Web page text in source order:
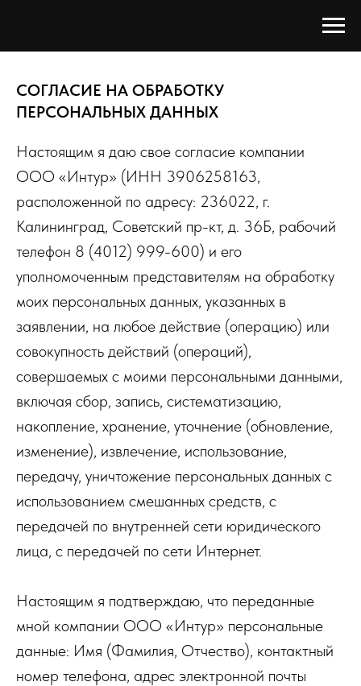
СОГЛАСИЕ НА ОБРАБОТКУ
ПЕРСОНАЛЬНЫХ ДАННЫХ
Настоящим я даю свое согласие компании
ООО «Интур» (ИНН 3906258163,
расположенной по адресу: 236022, г.
Калининград, Советский пр-кт, д. 36Б, рабочий
телефон 8 (4012) 999-600) и его
уполномоченным представителям на обработку
моих персональных данных, указанных в
заявлении, на любое действие (операцию) или
совокупность действий (операций),
совершаемых с моими персональными данными,
включая сбор, запись, систематизацию,
накопление, хранение, уточнение (обновление,
изменение), извлечение, использование,
передачу, уничтожение персональных данных с
использованием смешанных средств, с
передачей по внутренней сети юридического
лица, с передачей по сети Интернет.
Настоящим я подтверждаю, что переданные
мной компании ООО «Интур» персональные
данные: Имя (Фамилия, Отчество), контактный
номер телефона, адрес электронной почты